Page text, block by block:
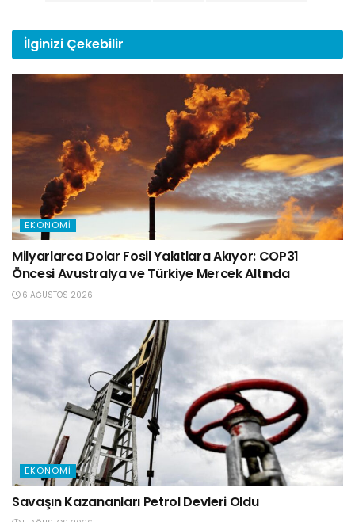
İlginizi Çekebilir
EKONOMI
Milyarlarca Dolar Fosil Yakıtlara Akıyor: COP31
Öncesi Avustralya ve Türkiye Mercek Altında
6 AĞUSTOS 2026
EKONOMI
Savaşın Kazananları Petrol Devleri Oldu